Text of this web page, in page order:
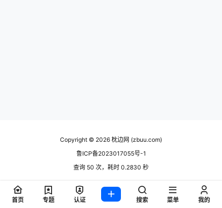
Copyright © 2026 枕边网 (zbuu.com)
鲁ICP备2023017055号-1
查询 50 次，耗时 0.2830 秒
首页 专题 认证 搜索 菜单 我的